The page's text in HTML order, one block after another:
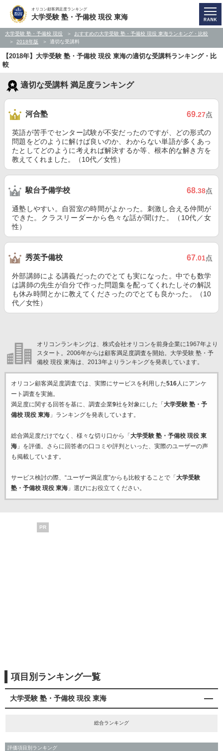
オリコン顧客満足度ランキング
大学受験 塾・予備校 現役 東海
大学受験 塾・予備校 現役
おすすめの大学受験 塾・予備校 現役 東海ランキング・比較
2018年版
適切な受講料
【2018年】大学受験 塾・予備校 現役 東海の適切な受講料ランキング・比
較
適切な受講料 満足度ランキング
河合塾 69.27点
英語が苦手でセンター試験が不安だったのですが、どの形式の
問題をどのように解けば良いのか、わからない単語が多くあっ
たとしてどのように考えれば解決するか等、根本的な解き方を
教えてくれました。（10代／女性）
駿台予備学校 68.38点
通塾しやすい。自習室の時間がよかった。刺激し合える仲間が
できた。クラスリーダーから色々な話が聞けた。（10代／女
性）
秀英予備校 67.01点
外部講師による講義だったのでとても実になった。中でも数学
は講師の先生が自分で作った問題集を配ってくれたしその解説
も休み時間とかに教えてくださったのでとても良かった。（10
代／女性）
オリコンランキングは、株式会社オリコンを前身企業に1967年より
スタート。2006年からは顧客満足度調査を開始。大学受験 塾・予
備校 現役 東海は、2013年よりランキングを発表しています。
オリコン顧客満足度調査では、実際にサービスを利用した516人にアンケ
ート調査を実施。
満足度に関する回答を基に、調査企業9社を対象にした「 大学受験 塾・予
備校 現役 東海」ランキングを発表しています。
総合満足度だけでなく、様々な切り口から「 大学受験 塾・予備校 現役 東
海」を評価。さらに回答者の口コミや評判といった、実際のユーザーの声
も掲載しています。
サービス検討の際、“ユーザー満足度”からも比較することで「 大学受験
塾・予備校 現役 東海」選びにお役立てください。
PR
項目別ランキング一覧
大学受験 塾・予備校 現役 東海
総合ランキング
評価項目別ランキング